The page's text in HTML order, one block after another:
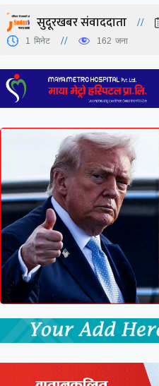
सुदूरखबर संवाददाता
1 मिनेट 162 जना